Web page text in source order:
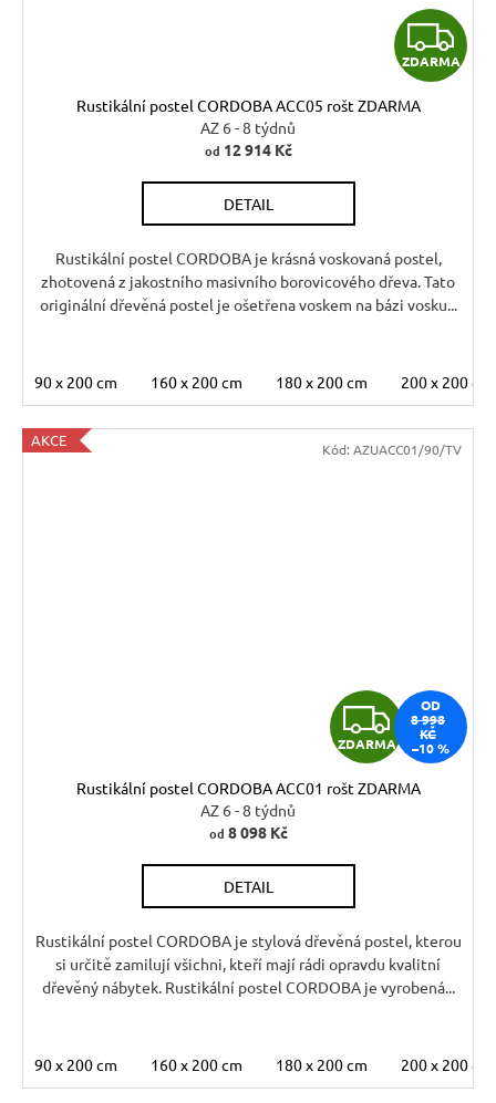
Z
D
A
ZDARMA
Rustikální postel CORDOBA ACC05 rošt ZDARMA
AZ 6 - 8 týdnů
od 12 914 Kč
DETAIL
Rustikální postel CORDOBA je krásná voskovaná postel,
zhotovená z jakostního masivního borovicového dřeva. Tato
originální dřevěná postel je ošetřena voskem na bázi vosku...
90 x 200 cm 160 x 200 cm 180 x 200 cm 200 x 200 cm
AKCE
Z
D
A
ZDARMA
OD
8 998
KČ
–10 %
Rustikální postel CORDOBA ACC01 rošt ZDARMA
AZ 6 - 8 týdnů
od 8 098 Kč
DETAIL
Rustikální postel CORDOBA je stylová dřevěná postel, kterou
si určitě zamilují všichni, kteří mají rádi opravdu kvalitní
dřevěný nábytek. Rustikální postel CORDOBA je vyrobená...
90 x 200 cm 160 x 200 cm 180 x 200 cm 200 x 200 cm
Kód: AZUACC01/90/TV